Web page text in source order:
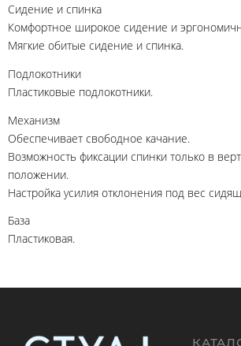
Сидение и спинка
Комфортное широкое сидение и
Мягкие обитые сидение и спинка.
Подлокотники
Пластиковые подлокотники.
Механизм
Обеспечивает свободное качание.
Возможность фиксации спинки только в
положении.
Настройка усилия отклонения под вес
База
Пластиковая.